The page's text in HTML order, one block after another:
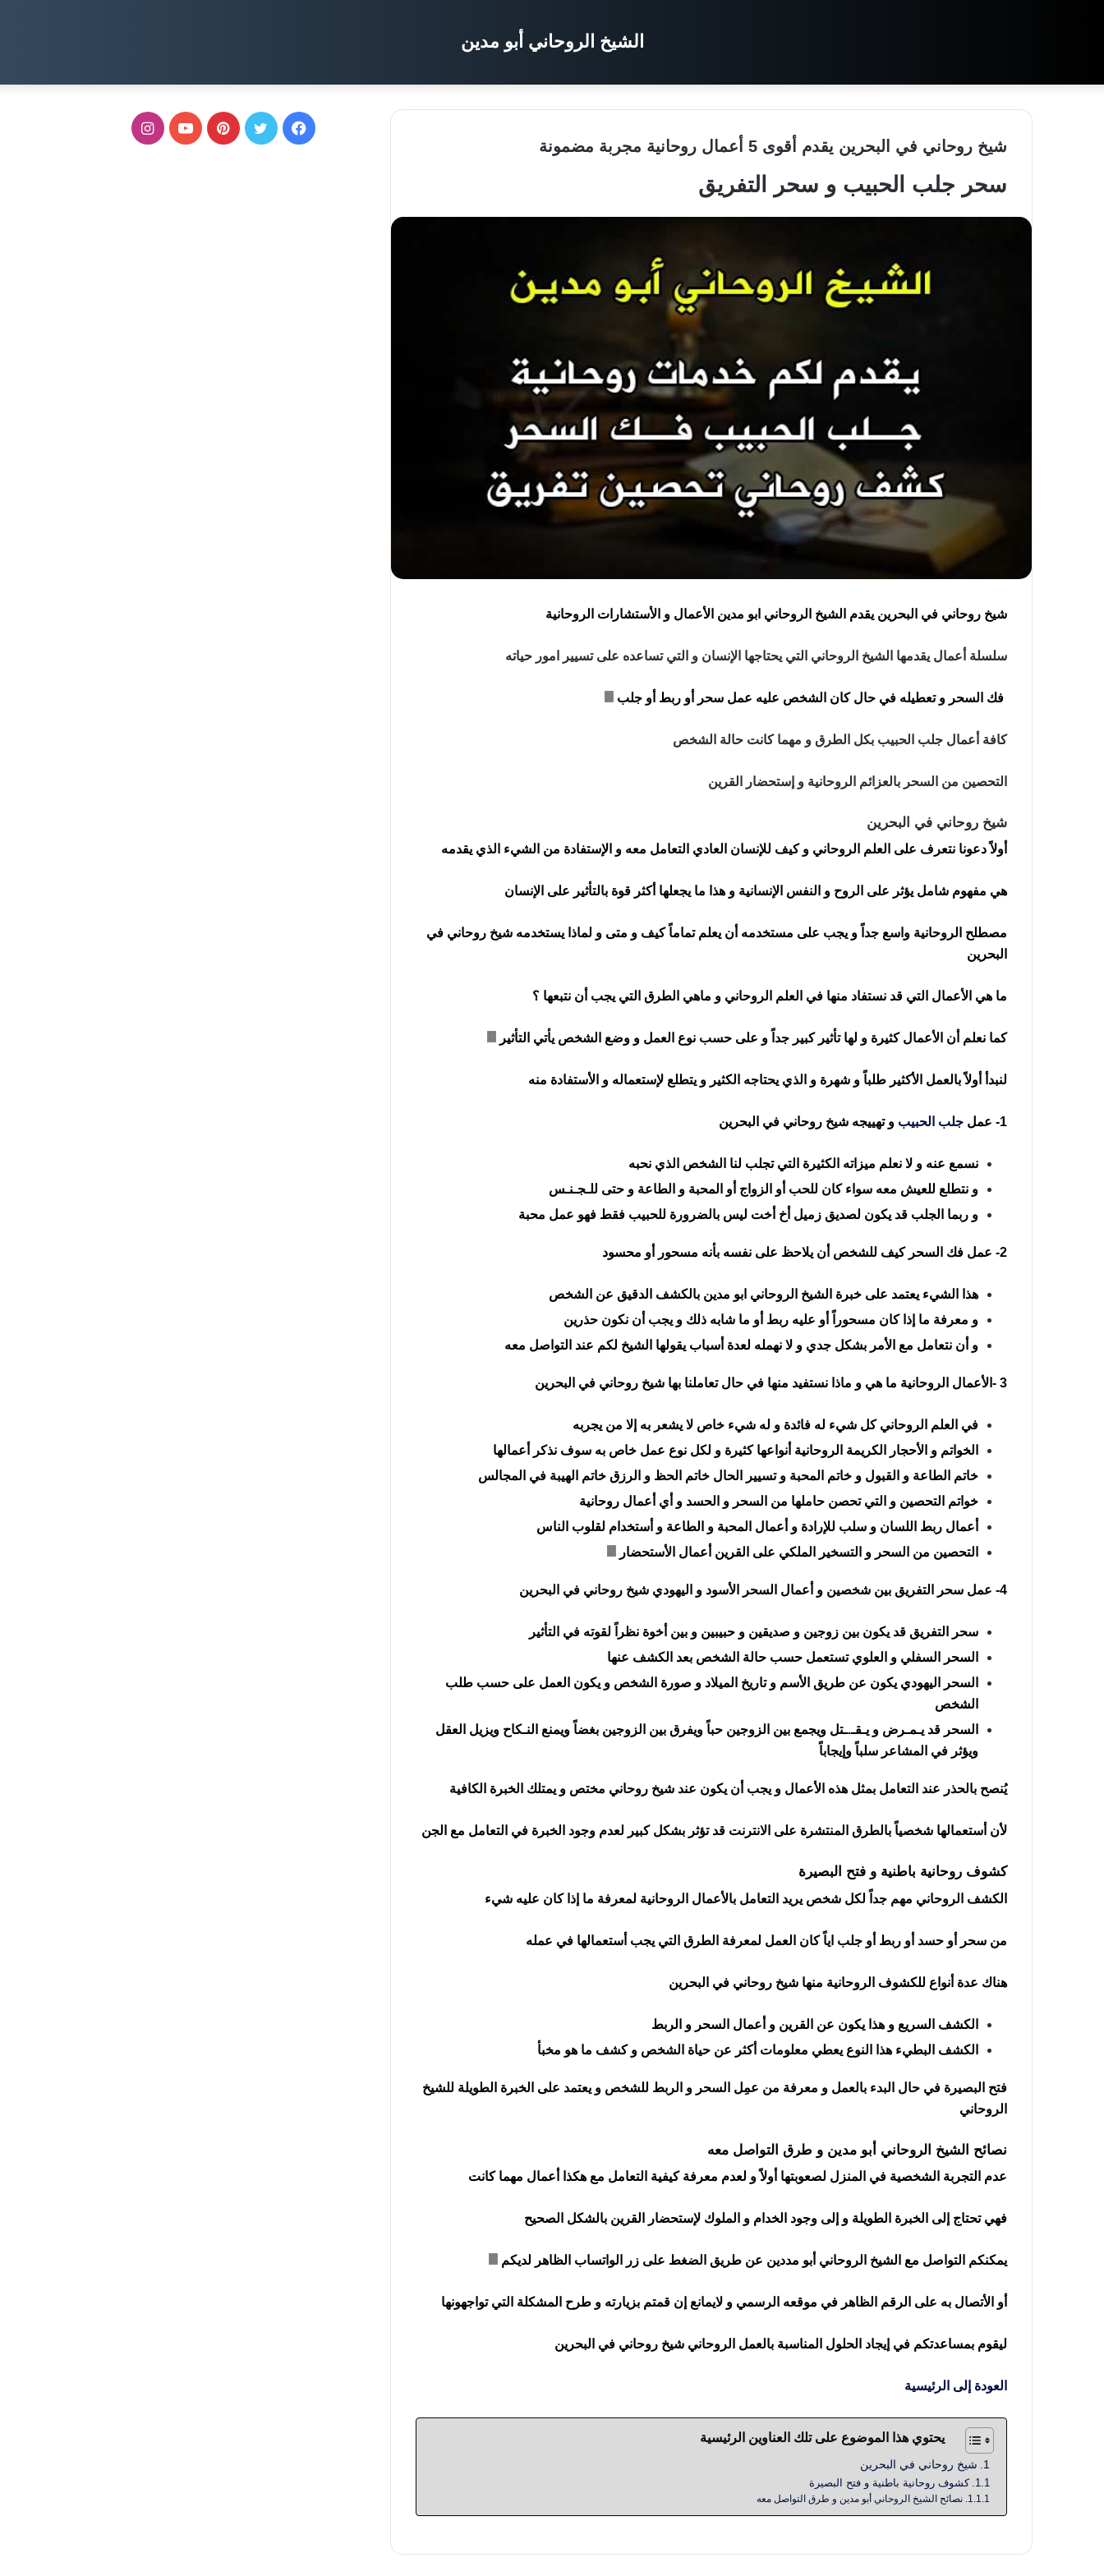
الشيخ الروحاني أبو مدين
شيخ روحاني في البحرين يقدم أقوى 5 أعمال روحانية مجربة مضمونة
سحر جلب الحبيب و سحر التفريق
شيخ روحاني في البحرين يقدم الشيخ الروحاني ابو مدين الأعمال و الأستشارات الروحانية
سلسلة أعمال يقدمها الشيخ الروحاني التي يحتاجها الإنسان و التي تساعده على تسيير امور حياته
فك السحر و تعطيله في حال كان الشخص عليه عمل سحر أو ربط أو جلب
كافة أعمال جلب الحبيب بكل الطرق و مهما كانت حالة الشخص
التحصين من السحر بالعزائم الروحانية و إستحضار القرين
شيخ روحاني في البحرين
أولاً دعونا نتعرف على العلم الروحاني و كيف للإنسان العادي التعامل معه و الإستفادة من الشيء الذي يقدمه
هي مفهوم شامل يؤثر على الروح و النفس الإنسانية و هذا ما يجعلها أكثر قوة بالتأثير على الإنسان
مصطلح الروحانية واسع جداً و يجب على مستخدمه أن يعلم تماماً كيف و متى و لماذا يستخدمه شيخ روحاني في
البحرين
ما هي الأعمال التي قد نستفاد منها في العلم الروحاني و ماهي الطرق التي يجب أن نتبعها ؟
كما نعلم أن الأعمال كثيرة و لها تأثير كبير جداً و على حسب نوع العمل و وضع الشخص يأتي التأثير
لنبدأ أولاً بالعمل الأكثير طلباً و شهرة و الذي يحتاجه الكثير و يتطلع لإستعماله و الأستفادة منه
1- عمل جلب الحبيب و تهييجه شيخ روحاني في البحرين
نسمع عنه و لا نعلم ميزاته الكثيرة التي تجلب لنا الشخص الذي نحبه
و نتطلع للعيش معه سواء كان للحب أو الزواج أو المحبة و الطاعة و حتى للـجـنـس
و ربما الجلب قد يكون لصديق زميل أخ أخت ليس بالضرورة للحبيب فقط فهو عمل محبة
2- عمل فك السحر كيف للشخص أن يلاحظ على نفسه بأنه مسحور أو محسود
هذا الشيء يعتمد على خبرة الشيخ الروحاني ابو مدين بالكشف الدقيق عن الشخص
و معرفة ما إذا كان مسحوراً أو عليه ربط أو ما شابه ذلك و يجب أن نكون حذرين
و أن نتعامل مع الأمر بشكل جدي و لا نهمله لعدة أسباب يقولها الشيخ لكم عند التواصل معه
3 -الأعمال الروحانية ما هي و ماذا نستفيد منها في حال تعاملنا بها شيخ روحاني في البحرين
في العلم الروحاني كل شيء له فائدة و له شيء خاص لا يشعر به إلا من يجربه
الخواتم و الأحجار الكريمة الروحانية أنواعها كثيرة و لكل نوع عمل خاص به سوف نذكر أعمالها
خاتم الطاعة و القبول و خاتم المحبة و تسيير الحال خاتم الحظ و الرزق خاتم الهيبة في المجالس
خواتم التحصين و التي تحصن حاملها من السحر و الحسد و أي أعمال روحانية
أعمال ربط اللسان و سلب للإرادة و أعمال المحبة و الطاعة و أستخدام لقلوب الناس
التحصين من السحر و التسخير الملكي على القرين أعمال الأستحضار
4- عمل سحر التفريق بين شخصين و أعمال السحر الأسود و اليهودي شيخ روحاني في البحرين
سحر التفريق قد يكون بين زوجين و صديقين و حبيبين و بين أخوة نظراً لقوته في التأثير
السحر السفلي و العلوي تستعمل حسب حالة الشخص بعد الكشف عنها
السحر اليهودي يكون عن طريق الأسم و تاريخ الميلاد و صورة الشخص و يكون العمل على حسب طلب
الشخص
السحر قد يـمـرض و يـقـ.ـتل ويجمع بين الزوجين حباً ويفرق بين الزوجين بغضاً ويمنع النـكاح ويزيل العقل
ويؤثر في المشاعر سلباً وإيجاباً
يُنصح بالحذر عند التعامل بمثل هذه الأعمال و يجب أن يكون عند شيخ روحاني مختص و يمتلك الخبرة الكافية
لأن أستعمالها شخصياً بالطرق المنتشرة على الانترنت قد تؤثر بشكل كبير لعدم وجود الخبرة في التعامل مع الجن
كشوف روحانية باطنية و فتح البصيرة
الكشف الروحاني مهم جداً لكل شخص يريد التعامل بالأعمال الروحانية لمعرفة ما إذا كان عليه شيء
من سحر أو حسد أو ربط أو جلب اياً كان العمل لمعرفة الطرق التي يجب أستعمالها في عمله
هناك عدة أنواع للكشوف الروحانية منها شيخ روحاني في البحرين
الكشف السريع و هذا يكون عن القرين و أعمال السحر و الربط
الكشف البطيء هذا النوع يعطي معلومات أكثر عن حياة الشخص و كشف ما هو مخبأ
فتح البصيرة في حال البدء بالعمل و معرفة من عمِل السحر و الربط للشخص و يعتمد على الخبرة الطويلة للشيخ
الروحاني
نصائح الشيخ الروحاني أبو مدين و طرق التواصل معه
عدم التجربة الشخصية في المنزل لصعوبتها أولاً و لعدم معرفة كيفية التعامل مع هكذا أعمال مهما كانت
فهي تحتاج إلى الخبرة الطويلة و إلى وجود الخدام و الملوك لإستحضار القرين بالشكل الصحيح
يمكنكم التواصل مع الشيخ الروحاني أبو مددين عن طريق الضغط على زر الواتساب الظاهر لديكم
أو الأتصال به على الرقم الظاهر في موقعه الرسمي و لايمانع إن قمتم بزيارته و طرح المشكلة التي تواجهونها
ليقوم بمساعدتكم في إيجاد الحلول المناسبة بالعمل الروحاني شيخ روحاني في البحرين
العودة إلى الرئيسية
يحتوي هذا الموضوع على تلك العناوين الرئيسية
شيخ روحاني في البحرين
كشوف روحانية باطنية و فتح البصيرة
نصائح الشيخ الروحاني أبو مدين و طرق التواصل معه
فيسبوكتويتر بينتيريستيوتيوبانستقرام